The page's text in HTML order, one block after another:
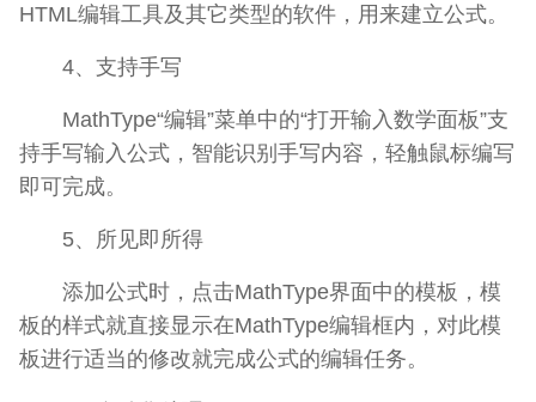
HTML编辑工具及其它类型的软件，用来建立公式。
4、支持手写
MathType“编辑”菜单中的“打开输入数学面板”支
持手写输入公式，智能识别手写内容，轻触鼠标编写
即可完成。
5、所见即所得
添加公式时，点击MathType界面中的模板，模
板的样式就直接显示在MathType编辑框内，对此模
板进行适当的修改就完成公式的编辑任务。